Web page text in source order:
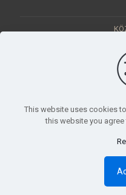
Tudományos
© 2023 Móra
This website uses cookies
this website you agree